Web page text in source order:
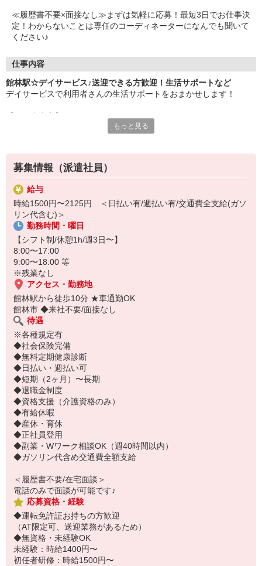
≪履歴書不要×面接なし≫まずは気軽に応募！最短3日でお仕事決
定！わからないことは専任のコーディネーターになんでも聞いて
ください♪
仕事内容
館林駅☆デイサービス♪送迎できる方歓迎！生活サポートなど
デイサービスで利用者さんの生活サポートをおまかせします！
・自宅から施設までの送迎（運転できる方）
・お話やレクリエーション など
利用者さんは比較的介護度が低めなので、介護初心者・ブランクの
ある方にも人気です♪
未経験の方も大歓迎です◎
20代・30代・40代・50代幅広く活躍中！
日払い・週払いも対応可能☆
利用希望される方はお気軽にご相談ください。
もっと見る
募集情報（派遣社員）
給与
時給1500円〜2125円 ＜日払い有/週払い有/交通費全支給(ガソ
リン代含む)＞
勤務時間・曜日
【シフト制/休憩1h/週3日〜】
8:00〜17:00
9:00〜18:00 等
※残業なし
アクセス・勤務地
館林駅から徒歩10分 ★車通勤OK
館林市 ◆来社不要/面接なし
待遇
※各種規定有
◆社会保険完備
◆無料定期健康診断
◆日払い・週払い可
◆短期（2ヶ月）〜長期
◆退職金制度
◆資格支援（介護資格のみ）
◆有給休暇
◆産休・育休
◆正社員登用
◆副業・Wワーク相談OK（週40時間以内）
◆ガソリン代含め交通費全額支給
＜履歴書不要/在宅面談＞
電話のみで面談が可能です♪
応募資格・経験
◆運転免許証お持ちの方歓迎
（AT限定可、送迎業務があるため）
◆無資格・未経験OK
未経験：時給1400円〜
初任者研修：時給1500円〜